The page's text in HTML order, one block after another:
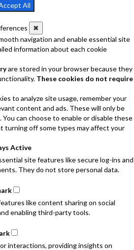
All
✖
navigation and enable essential site
information about each cookie
are stored in your browser because they
These cookies do not require
to analyze site usage, remember your
content and ads. These will only be
can choose to enable or disable these
turning off some types may affect your
Active
site features like secure log-ins and
They do not store personal data.
like content sharing on social
enabling third-party tools.
interactions, providing insights on